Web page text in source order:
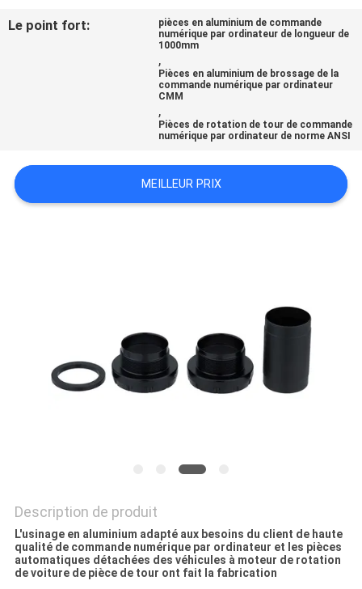
NOUVELLES
PLAN
CONFIDENTIALITÉ
Le point fort:
pièces en aluminium de commande
numérique par ordinateur de longueur de
1000mm
,
Pièces en aluminium de brossage de la
commande numérique par ordinateur
CMM
,
Pièces de rotation de tour de commande
numérique par ordinateur de norme ANSI
MEILLEUR PRIX
Description de produit
L'usinage en aluminium adapté aux besoins du client de haute
qualité de commande numérique par ordinateur et les pièces
automatiques détachées des véhicules à moteur de rotation
de voiture de pièce de tour ont fait la fabrication